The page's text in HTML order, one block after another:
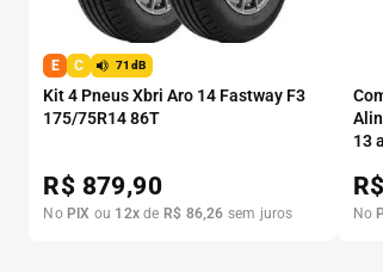
E C 71dB
Kit 4 Pneus Xbri Aro 14 Fastway F3
175/75R14 86T
R$ 879,90
No PIX ou 12x de R$ 86,26 sem juros
13
R$
No